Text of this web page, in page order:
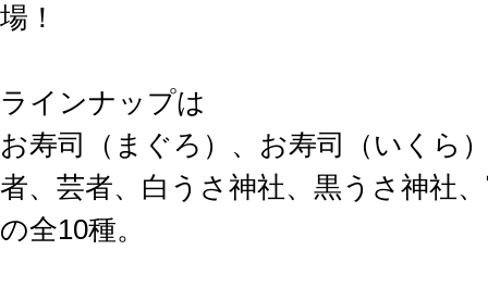
場！
ラインナップは
お寿司（まぐろ）、お寿司（いくら
者、芸者、白うさ神社、黒うさ神社
の全10種。